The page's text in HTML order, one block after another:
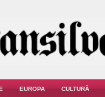
EUROPA CULTURĂ